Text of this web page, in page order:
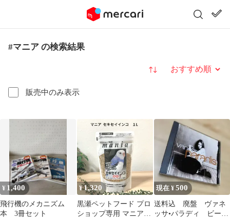
#マニア の検索結果
販売中のみ表示
並び替え
¥ 1,400
飛行機のメカニズム
本 3冊セット
¥1,320
黒瀬ペットフード プロ
ショップ専用 マニア
現在 ¥500
送料込 廃盤 ヴァネ
ッサ•パラディ ビー•